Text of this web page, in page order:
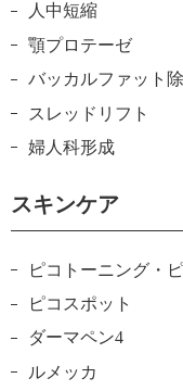
人中短縮
顎プロテーゼ
バッカルファット
スレッドリフト
婦人科形成
スキンケア
ピコトーニング・
ピコスポット
ダーマペン4
ルメッカ